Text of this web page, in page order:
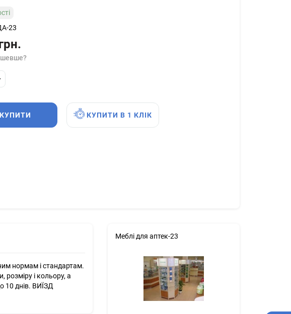
23
КУПИТИ КУПИТИ В 1 КЛІК
нормам і стандартам.
і кольору, а
10 днів. ВИЇЗД
Меблі для аптек-23